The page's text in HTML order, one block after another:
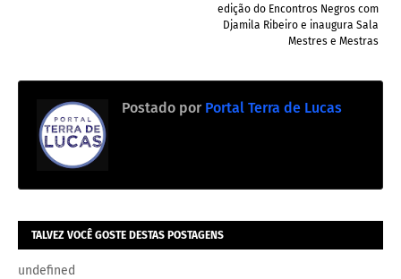
edição do Encontros Negros com
Djamila Ribeiro e inaugura Sala
Mestres e Mestras
Postado por Portal Terra de Lucas
TALVEZ VOCÊ GOSTE DESTAS POSTAGENS
undefined